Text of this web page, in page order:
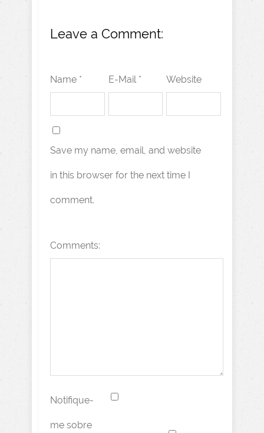
Leave a Comment:
Name * E-Mail * Website
Save my name, email, and website
in this browser for the next time I
comment.
Comments:
Notifique-
me sobre